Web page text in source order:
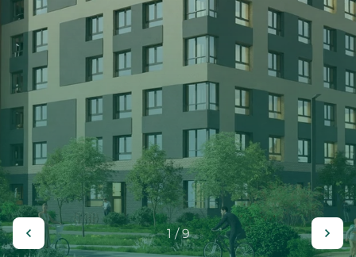
1 / 9